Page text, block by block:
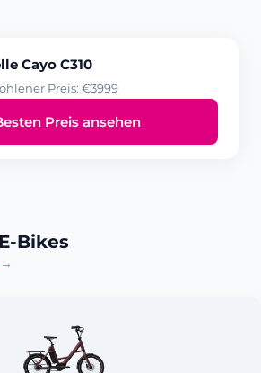
Cayo C310
Preis: €3999
Preis ansehen
Bikes